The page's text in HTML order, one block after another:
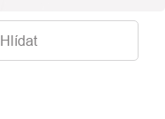
Hlídat